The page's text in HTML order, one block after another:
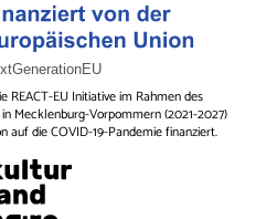
REACT-EU Initiative im Rahmen des
in Mecklenburg-Vorpommern (2021-2027)
auf die COVID-19-Pandemie finanziert.